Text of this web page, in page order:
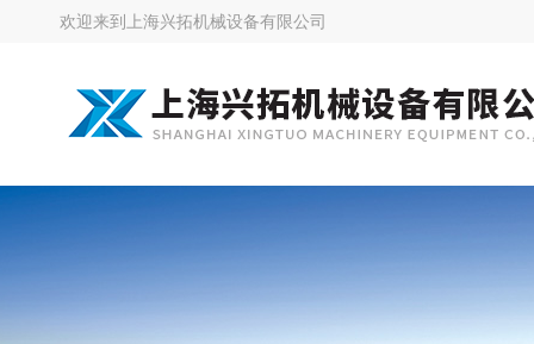
欢迎来到 上海兴拓机械设备有限公司